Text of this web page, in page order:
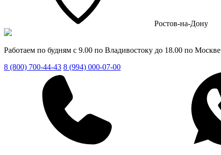
Ростов-на-Дону
Работаем по будням с 9.00 по Владивостоку до 18.00 по Москве
8 (800) 700-44-43 8 (994) 000-07-00